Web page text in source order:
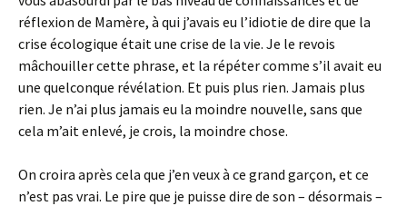
réflexion de Mamère, à qui j’avais eu l’idiotie de dire que la
crise écologique était une crise de la vie. Je le revois
mâchouiller cette phrase, et la répéter comme s’il avait eu
une quelconque révélation. Et puis plus rien. Jamais plus
rien. Je n’ai plus jamais eu la moindre nouvelle, sans que
cela m’ait enlevé, je crois, la moindre chose.
On croira après cela que j’en veux à ce grand garçon, et ce
n’est pas vrai. Le pire que je puisse dire de son – désormais –